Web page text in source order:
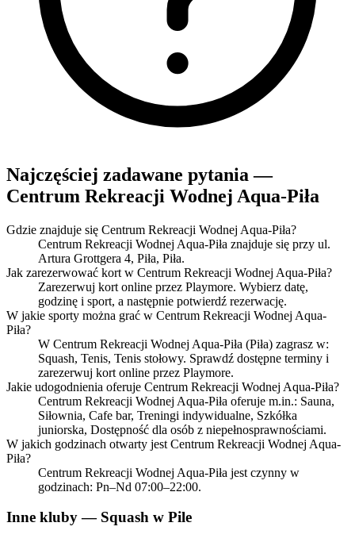
Najczęściej zadawane pytania —
Centrum Rekreacji Wodnej Aqua-Piła
Gdzie znajduje się Centrum Rekreacji Wodnej Aqua-Piła?
Centrum Rekreacji Wodnej Aqua-Piła znajduje się przy ul.
Artura Grottgera 4, Piła, Piła.
Jak zarezerwować kort w Centrum Rekreacji Wodnej Aqua-Piła?
Zarezerwuj kort online przez Playmore. Wybierz datę,
godzinę i sport, a następnie potwierdź rezerwację.
W jakie sporty można grać w Centrum Rekreacji Wodnej Aqua-
Piła?
W Centrum Rekreacji Wodnej Aqua-Piła (Piła) zagrasz w:
Squash, Tenis, Tenis stołowy. Sprawdź dostępne terminy i
zarezerwuj kort online przez Playmore.
Jakie udogodnienia oferuje Centrum Rekreacji Wodnej Aqua-Piła?
Centrum Rekreacji Wodnej Aqua-Piła oferuje m.in.: Sauna,
Siłownia, Cafe bar, Treningi indywidualne, Szkółka
juniorska, Dostępność dla osób z niepełnosprawnościami.
W jakich godzinach otwarty jest Centrum Rekreacji Wodnej Aqua-
Piła?
Centrum Rekreacji Wodnej Aqua-Piła jest czynny w
godzinach: Pn–Nd 07:00–22:00.
Inne kluby — Squash w Pile